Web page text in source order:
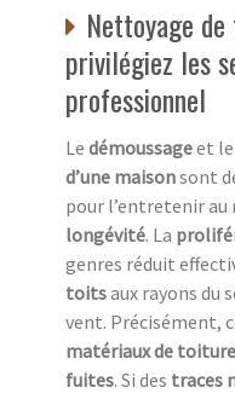
Nettoyage
privilégiez les
professionnel
Le démoussageet
d’une maisonsont
pour l’entretenir
longévité. La
genres réduit
toitsaux rayons du
vent. Précisément,
matériaux de toiture
fuites. Si des traces